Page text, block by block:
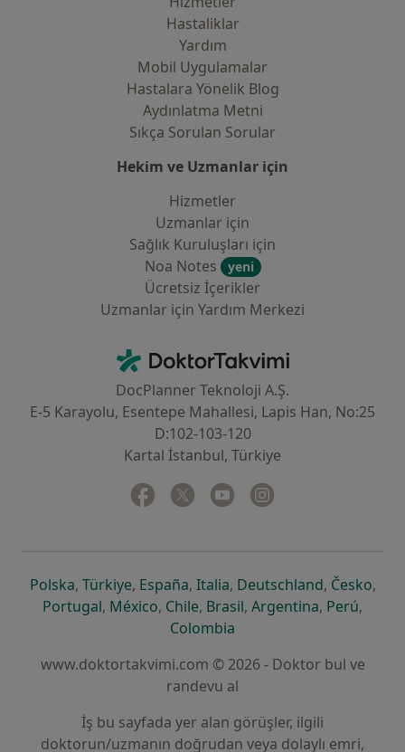
Hastaliklar
Yardım
Mobil Uygulamalar
Hastalara Yönelik Blog
Aydınlatma Metni
Sıkça Sorulan Sorular
Hekim ve Uzmanlar için
Hizmetler
Uzmanlar için
Sağlık Kuruluşları için
Noa Notes
yeni
Ücretsiz İçerikler
Uzmanlar için Yardım Merkezi
DoktorTakvimi - Ana Sayfa
DocPlanner Teknoloji A.Ş.
E-5 Karayolu, Esentepe Mahallesi, Lapis Han, No:25
D:102-103-120
Kartal İstanbul, Türkiye
Facebook
yeni bir sekmede açılır
Twitter
yeni bir sekmede açılır
Youtube
yeni bir sekmede açılır
Polskayeni bir sekmede açılır
, Türkiyeyeni bir sekmede açılır
, Españayeni bir sekmede açılır
, Italiayeni bir sekmede açılır
, Deutschlandyeni bir
, Českoyeni
,
Portugalyeni bir sekmede açılır
, Méxicoyeni bir sekmede açılır
, Chileyeni bir sekmede açılır
, Brasilyeni bir sekmede açılır
, Argentinayeni bir
, Perúyeni
,
Colombia
www.doktortakvimi.com © 2026 - Doktor bul ve
randevu al
İş bu sayfada yer alan görüşler, ilgili
doktorun/uzmanın doğrudan veya dolaylı emri,